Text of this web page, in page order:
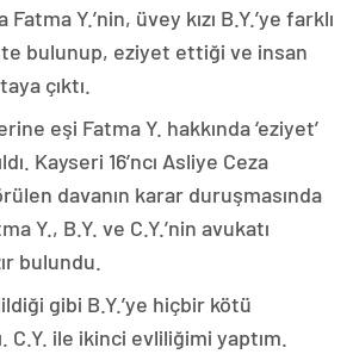
Y.’nin, üvey kızı B.Y.’ye farklı
bulunup, eziyet ettiği ve insan
çıktı.
eşi Fatma Y. hakkında ‘eziyet’
Kayseri 16’ncı Asliye Ceza
davanın karar duruşmasında
Y., B.Y. ve C.Y.’nin avukatı
bulundu.
gibi B.Y.’ye hiçbir kötü
C.Y. ile ikinci evliliğimi yaptım.